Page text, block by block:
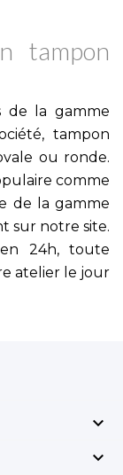
tampon
de la gamme
tampon
ou ronde.
comme
de la gamme
sur notre site.
24h, toute
atelier le jour

